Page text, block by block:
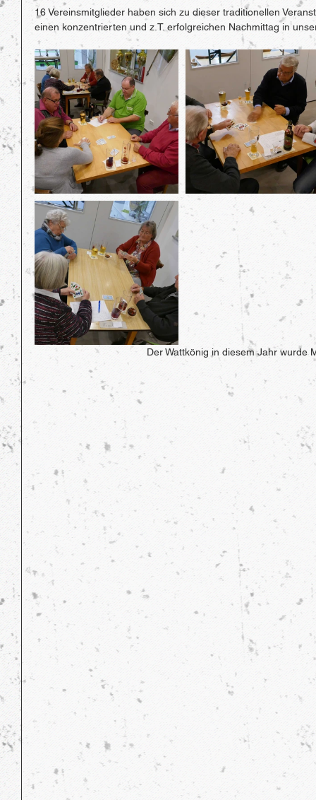
16 Vereinsmitglieder haben sich zu dieser traditionellen
einen konzentrierten und z.T. erfolgreichen Nachmittag in
Der Wattkönig in diesem Jahr wurde